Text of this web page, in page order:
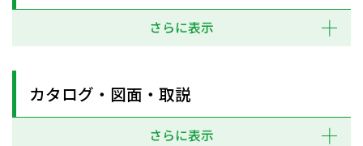
さらに表示
カタログ・図面・取説
さらに表示